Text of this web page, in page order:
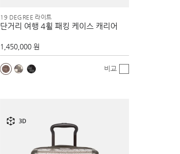
19 DEGREE 라이트
단거리 여행 4휠 패킹 케이스 캐리어
1,450,000 원
비교
3D